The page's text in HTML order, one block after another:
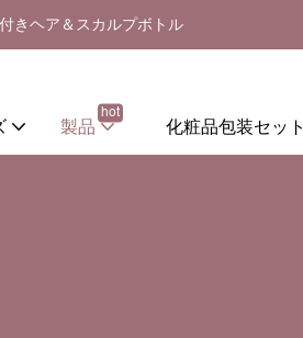
きヘア＆スカルプボトル
製品
hot
化粧品包装セット